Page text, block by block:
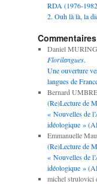
RDA (1976-
2. Ouh là là, la
Daniel
Florilangues.
Une ouverture
langues de
Bernard
(Re)Lecture de
« Nouvelles de
idéologique »
Emmanuelle
(Re)Lecture de
« Nouvelles de
idéologique »
michel strulovici